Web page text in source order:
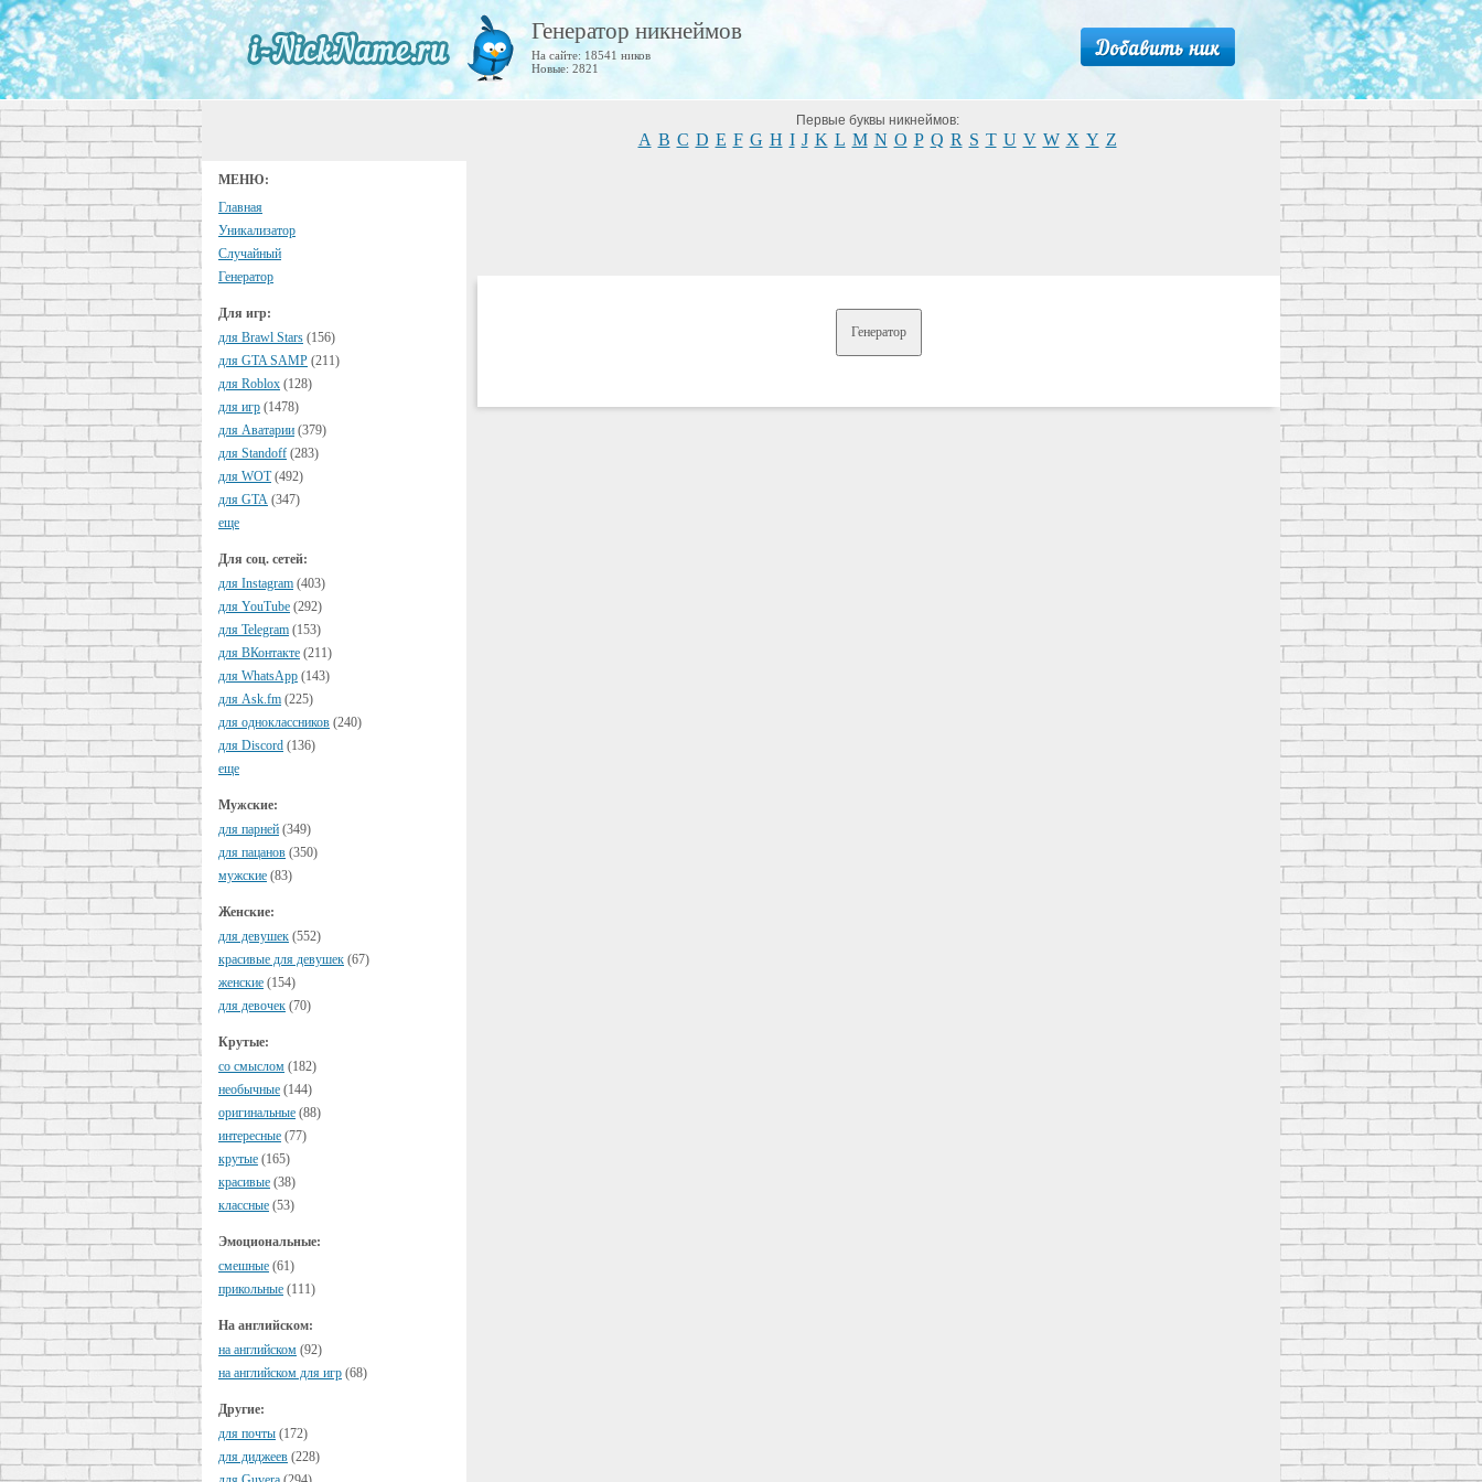
Генератор никнеймов
На сайте: 18541 ников
Новые: 2821
МЕНЮ:
Главная
Уникализатор
Случайный
Генератор
Для игр:
для Brawl Stars (156)
для GTA SAMP (211)
для Roblox (128)
для игр (1478)
для Аватарии (379)
для Standoff (283)
для WOT (492)
для GTA (347)
еще
Для соц. сетей:
для Instagram (403)
для YouTube (292)
для Telegram (153)
для ВКонтакте (211)
для WhatsApp (143)
для Ask.fm (225)
для одноклассников (240)
для Discord (136)
еще
Мужские:
для парней (349)
для пацанов (350)
мужские (83)
Женские:
для девушек (552)
красивые для девушек (67)
женские (154)
для девочек (70)
Крутые:
cо смыслом (182)
необычные (144)
оригинальные (88)
интересные (77)
крутые (165)
красивые (38)
классные (53)
Эмоциональные:
смешные (61)
прикольные (111)
На английском:
на английском (92)
на английском для игр (68)
Другие:
для почты (172)
для диджеев (228)
Первые буквы никнеймов:
A B C D E F G H I J K L M N O P Q R S T U V W X Y Z